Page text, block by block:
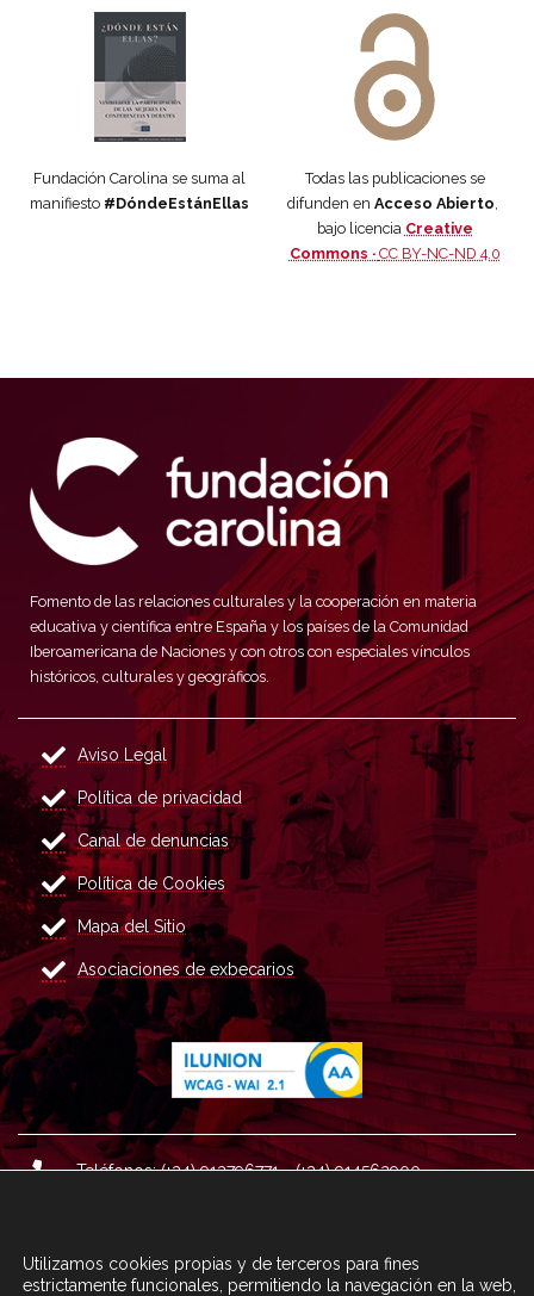
Fundación Carolina se suma al
manifiesto #DóndeEstánEllas
Todas las publicaciones se
difunden en Acceso Abierto
bajo licencia Creative
Commons · CC BY-NC-ND 4.0
Fomento de las relaciones culturales y la cooperación en materia
educativa y científica entre España y los países de la Comunidad
Iberoamericana de Naciones y con otros con especiales vínculos
históricos, culturales y geográficos.
Aviso Legal
Política de privacidad
Canal de denuncias
Política de Cookies
Mapa del Sitio
Asociaciones de exbecarios
Teléfonos: (+34) 913796771 - (+34) 914562900
Correo : informacion@fundacioncarolina.es
Utilizamos cookies propias y de terceros para fines
estrictamente funcionales, permitiendo la navegación en la web,